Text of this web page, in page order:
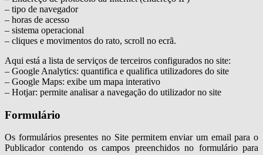
– tipo de navegador
– horas de acesso
– sistema operacional
– cliques e movimentos do rato, scroll no ecrã.
Aqui está a lista de serviços de terceiros configurados no site:
– Google Analytics: quantifica e qualifica utilizadores do site
– Google Maps: exibe um mapa interativo
– Hotjar: permite analisar a navegação do utilizador no site
Formulário
Os formulários presentes no Site permitem enviar um email para o
Publicador contendo os campos preenchidos no formulário para